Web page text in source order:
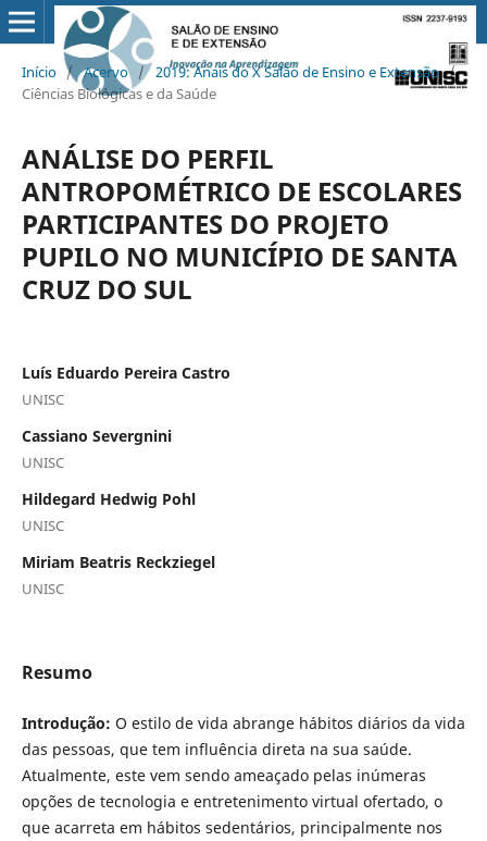
Início / Acervo / 2019: Anais do X Salão de Ensino e Extensão /
Ciências Biológicas e da Saúde
ANÁLISE DO PERFIL
ANTROPOMÉTRICO DE ESCOLARES
PARTICIPANTES DO PROJETO
PUPILO NO MUNICÍPIO DE SANTA
CRUZ DO SUL
Luís Eduardo Pereira Castro
UNISC
Cassiano Severgnini
UNISC
Hildegard Hedwig Pohl
UNISC
Miriam Beatris Reckziegel
UNISC
Resumo
Introdução: O estilo de vida abrange hábitos diários da vida
das pessoas, que tem influência direta na sua saúde.
Atualmente, este vem sendo ameaçado pelas inúmeras
opções de tecnologia e entretenimento virtual ofertado, o
que acarreta em hábitos sedentários, principalmente nos